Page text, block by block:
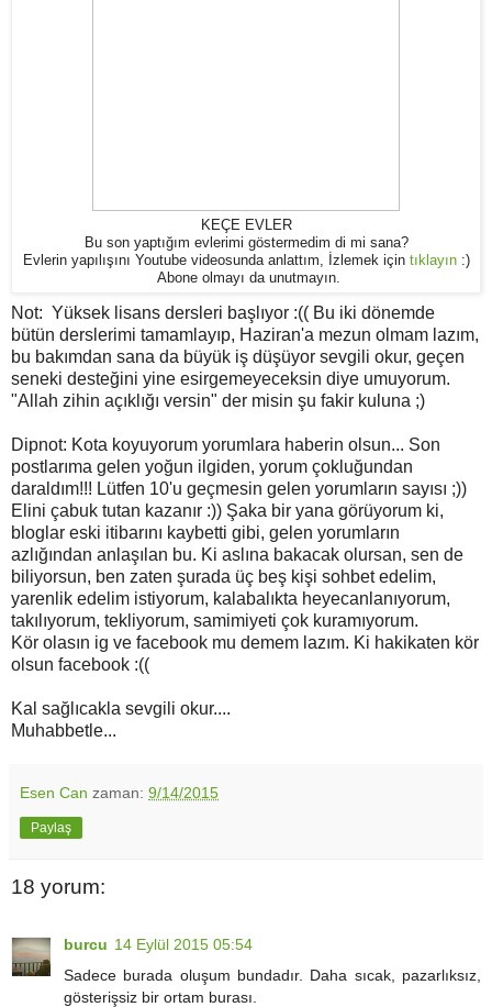
KEÇE EVLER
Bu son yaptığım evlerimi göstermedim di mi sana?
Evlerin yapılışını Youtube videosunda anlattım, İzlemek için tıklayın:)
Abone olmayı da unutmayın.
Not: Yüksek lisans dersleri başlıyor :(( Bu iki dönemde
bütün derslerimi tamamlayıp, Haziran'a mezun olmam lazım,
bu bakımdan sana da büyük iş düşüyor sevgili okur, geçen
seneki desteğini yine esirgemeyeceksin diye umuyorum.
"Allah zihin açıklığı versin" der misin şu fakir kuluna ;)
Dipnot: Kota koyuyorum yorumlara haberin olsun... Son
postlarıma gelen yoğun ilgiden, yorum çokluğundan
daraldım!!! Lütfen 10'u geçmesin gelen yorumların sayısı ;))
Elini çabuk tutan kazanır :)) Şaka bir yana görüyorum ki,
bloglar eski itibarını kaybetti gibi, gelen yorumların
azlığından anlaşılan bu. Ki aslına bakacak olursan, sen de
biliyorsun, ben zaten şurada üç beş kişi sohbet edelim,
yarenlik edelim istiyorum, kalabalıkta heyecanlanıyorum,
takılıyorum, tekliyorum, samimiyeti çok kuramıyorum.
Kör olasın ig ve facebook mu demem lazım. Ki hakikaten kör
olsun facebook :((
Kal sağlıcakla sevgili okur....
Muhabbetle...
Esen Can zaman: 9/14/2015
Paylaş
18 yorum:
burcu 14 Eylül 2015 05:54
Sadece burada oluşum bundadır. Daha sıcak, pazarlıksız,
gösterişsiz bir ortam burası.